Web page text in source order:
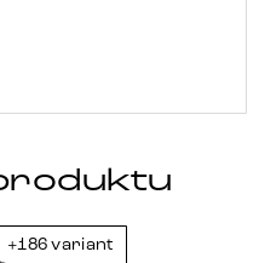
+186 variant